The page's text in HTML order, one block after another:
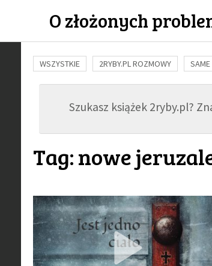
O złożonych
WSZYSTKIE 2RYBY.PL ROZMOWY
BUDOWANIE WIĘZI RODZINA NAUKA
ADOPCJASzukasz książek 2ryby.pl?
Tag: nowe